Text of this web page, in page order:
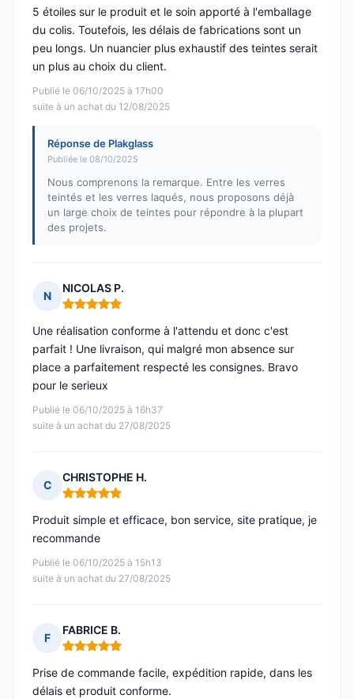
Publié le 06/10/2025 à 17h00
suite à un achat du 12/08/2025
5 étoiles sur le produit et le soin apporté à l'emballage
du colis. Toutefois, les délais de fabrications sont un
peu longs. Un nuancier plus exhaustif des teintes serait
un plus au choix du client.
Réponse de Plakglass
Publiée le 08/10/2025
Nous comprenons la remarque. Entre les verres
teintés et les verres laqués, nous proposons déjà
un large choix de teintes pour répondre à la plupart
des projets.
N
NICOLAS P.
Note : 5 sur 5
Publié le 06/10/2025 à 16h37
suite à un achat du 27/08/2025
Une réalisation conforme à l'attendu et donc c'est
parfait ! Une livraison, qui malgré mon absence sur
place a parfaitement respecté les consignes. Bravo
pour le serieux
C
CHRISTOPHE H.
Note : 5 sur 5
Publié le 06/10/2025 à 15h13
suite à un achat du 27/08/2025
Produit simple et efficace, bon service, site pratique, je
recommande
F
FABRICE B.
Note : 5 sur 5
Prise de commande facile, expédition rapide, dans les
délais et produit conforme.